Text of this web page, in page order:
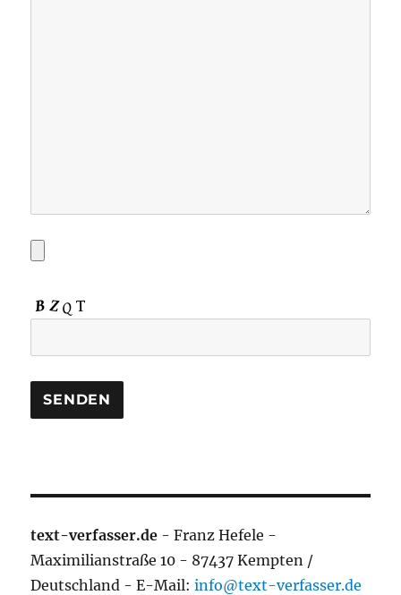
text-verfasser.de - Franz Hefele -
Maximilianstraße 10 - 87437 Kempten /
Deutschland - E-Mail:info@text-verfasser.de